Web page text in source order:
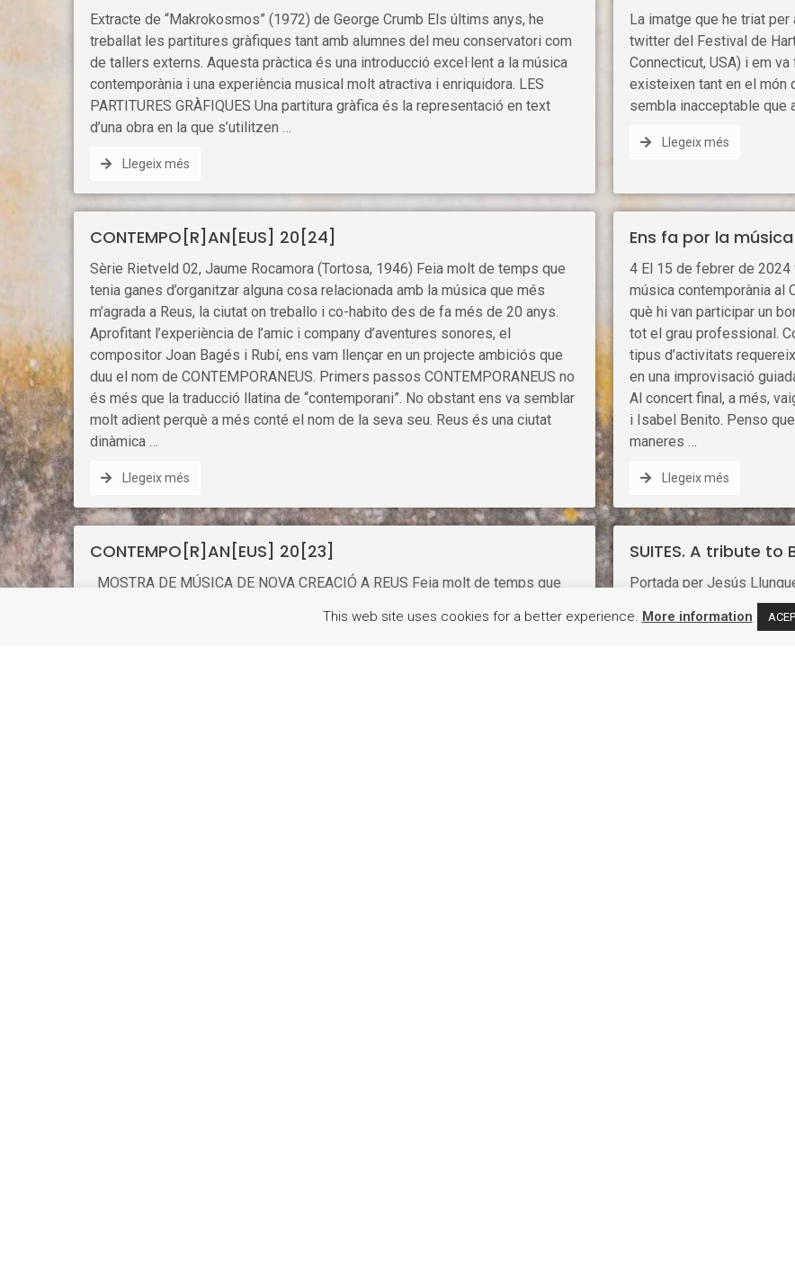
Extracte de “Makrokosmos” (1972) de George Crumb Els últims anys, he
treballat les partitures gràfiques tant amb alumnes del meu conservatori com
de tallers externs. Aquesta pràctica és una introducció excel·lent a la música
contemporània i una experiència musical molt atractiva i enriquidora. LES
PARTITURES GRÀFIQUES Una partitura gràfica és la representació en text
d’una obra en la que s’utilitzen …
Llegeix més
La imatge que he triat
twitter del Festival de
Connecticut, USA) i em
existeixen tant en el món
sembla inacceptable que
Llegeix més
CONTEMPO[R]AN[EUS] 20[24]
Sèrie Rietveld 02, Jaume Rocamora (Tortosa, 1946) Feia molt de temps que
tenia ganes d’organitzar alguna cosa relacionada amb la música que més
m’agrada a Reus, la ciutat on treballo i co-habito des de fa més de 20 anys.
Aprofitant l’experiència de l’amic i company d’aventures sonores, el
compositor Joan Bagés i Rubí, ens vam llençar en un projecte ambiciós que
duu el nom de CONTEMPORANEUS. Primers passos CONTEMPORANEUS no
és més que la traducció llatina de “contemporani”. No obstant ens va semblar
molt adient perquè a més conté el nom de la seva seu. Reus és una ciutat
dinàmica …
Llegeix més
Ens fa por la
4 El 15 de febrer de 2024
música contemporània al
què hi van participar un
tot el grau professional.
tipus d’activitats
en una improvisació
Al concert final, a més,
i Isabel Benito. Penso
maneres …
Llegeix més
CONTEMPO[R]AN[EUS] 20[23]
MOSTRA DE MÚSICA DE NOVA CREACIÓ A REUS Feia molt de temps que
actual. Per fi, amb la complicitat i l’experiència del meu company d’aventures
SUITES. A tribute to
Portada per Jesús
colofó a un període de
escenaris i penso també
This web site uses cookies for a better experience. More information